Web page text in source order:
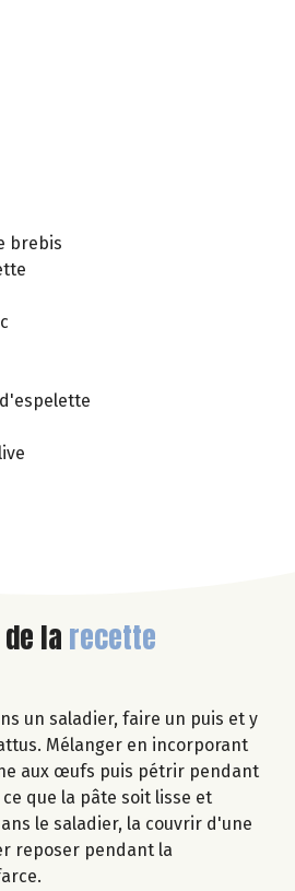
brebis
de la recette
un saladier, faire un puis et y
Mélanger en incorporant
aux œufs puis pétrir pendant
que la pâte soit lisse et
le saladier, la couvrir d'une
reposer pendant la